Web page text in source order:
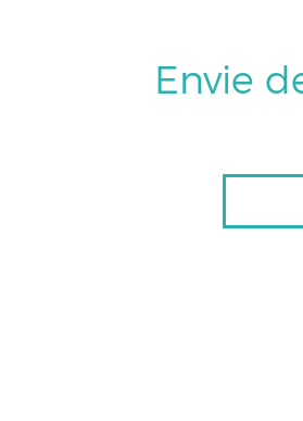
Envie